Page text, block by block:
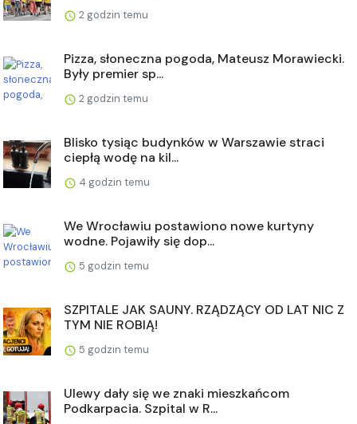
2 godzin temu
Pizza, słoneczna pogoda, Mateusz Morawiecki.
Były premier sp...
2 godzin temu
Blisko tysiąc budynków w Warszawie straci
ciepłą wodę na kil...
4 godzin temu
We Wrocławiu postawiono nowe kurtyny
wodne. Pojawiły się dop...
5 godzin temu
SZPITALE JAK SAUNY. RZĄDZĄCY OD LAT NIC Z
TYM NIE ROBIĄ!
5 godzin temu
Ulewy dały się we znaki mieszkańcom
Podkarpacia. Szpital w R...